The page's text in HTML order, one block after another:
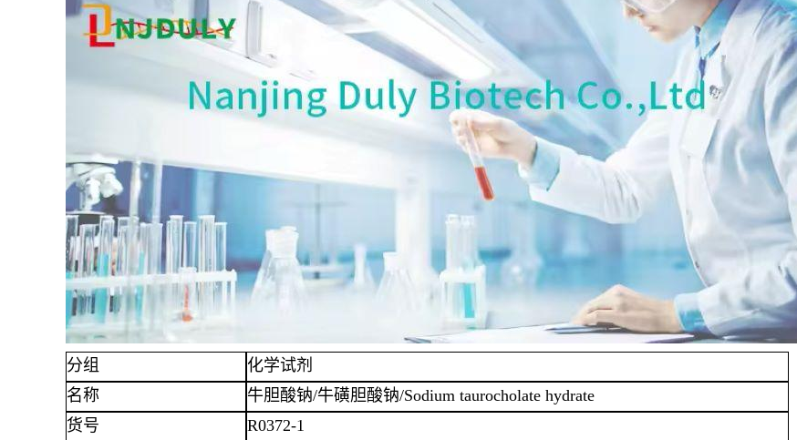
分组
化学试剂
名称
牛胆酸钠/牛磺胆酸钠/Sodium taurocholate hydrate
货号
R0372-1